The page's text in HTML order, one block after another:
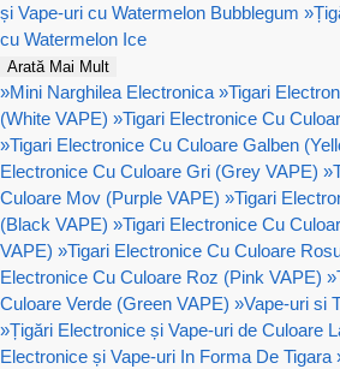
și Vape-uri cu Watermelon Bubblegum »
cu Watermelon Ice
Arată Mai Mult
»Mini Narghilea Electronica »Tigari
(White VAPE) »Tigari Electronice Cu
»Tigari Electronice Cu Culoare Galben
Electronice Cu Culoare Gri (Grey VAPE) »
Culoare Mov (Purple VAPE) »Tigari
(Black VAPE) »Tigari Electronice Cu
VAPE) »Tigari Electronice Cu Culoare
Electronice Cu Culoare Roz (Pink VAPE) »
Culoare Verde (Green VAPE) »Vape-uri si
»Țigări Electronice și Vape-uri de Culoare
Electronice și Vape-uri In Forma De Tigara